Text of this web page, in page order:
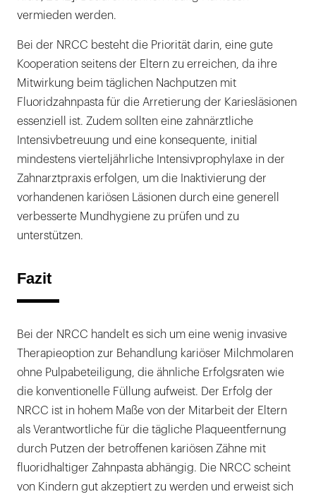
vermieden werden.
Bei der NRCC besteht die Priorität darin, eine gute
Kooperation seitens der Eltern zu erreichen, da ihre
Mitwirkung beim täglichen Nachputzen mit
Fluoridzahnpasta für die Arretierung der Kariesläsionen
essenziell ist. Zudem sollten eine zahnärztliche
Intensivbetreuung und eine konsequente, initial
mindestens vierteljährliche Intensivprophylaxe in der
Zahnarztpraxis erfolgen, um die Inaktivierung der
vorhandenen kariösen Läsionen durch eine generell
verbesserte Mundhygiene zu prüfen und zu
unterstützen.
Fazit
Bei der NRCC handelt es sich um eine wenig invasive
Therapieoption zur Behandlung kariöser Milchmolaren
ohne Pulpabeteiligung, die ähnliche Erfolgsraten wie
die konventionelle Füllung aufweist. Der Erfolg der
NRCC ist in hohem Maße von der Mitarbeit der Eltern
als Verantwortliche für die tägliche Plaqueentfernung
durch Putzen der betroffenen kariösen Zähne mit
fluoridhaltiger Zahnpasta abhängig. Die NRCC scheint
von Kindern gut akzeptiert zu werden und erweist sich